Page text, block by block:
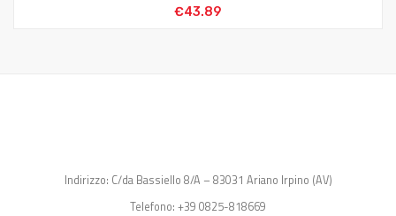
€43.89
Indirizzo: C/da Bassiello 8/A – 83031 Ariano Irpino (AV)
Telefono: +39 0825-818669